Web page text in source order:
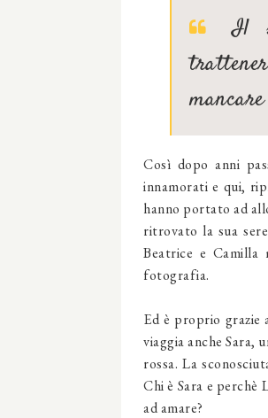
Il
Così dopo anni
innamorati e qui,
hanno portato ad
ritrovato la sua
Beatrice e
fotografia.
Ed è proprio grazie
viaggia anche Sara,
rossa. La
Chi è Sara e perchè
ad amare?